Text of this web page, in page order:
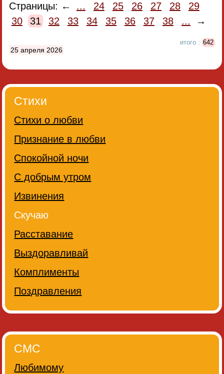
Страницы: ←
... 24 25 26 27 28
29
30
31 32 33 34 35 36 37 38 ... →
итого : 642
25 апреля 2026
Стихи
Стихи о любви
Признание в любви
Спокойной ночи
С добрым утром
Извинения
Скучаю
Расставание
Выздоравливай
Комплименты
Поздравления
СМС
Любимому